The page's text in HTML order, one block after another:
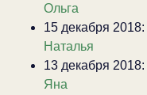
Ольга
15 декабря 2018:
Наталья
13 декабря 2018:
Яна